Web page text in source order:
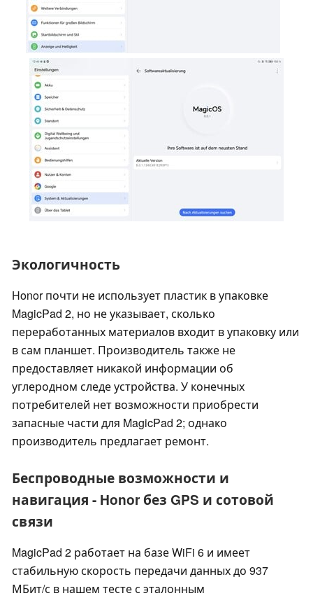
Экологичность
Honor почти не использует пластик в упаковке
MagicPad 2, но не указывает, сколько
переработанных материалов входит в упаковку или
в сам планшет. Производитель также не
предоставляет никакой информации об
углеродном следе устройства. У конечных
потребителей нет возможности приобрести
запасные части для MagicPad 2; однако
производитель предлагает ремонт.
Беспроводные возможности и
навигация - Honor без GPS и сотовой
связи
MagicPad 2 работает на базе WiFi 6 и имеет
стабильную скорость передачи данных до 937
МБит/с в нашем тесте с эталонным